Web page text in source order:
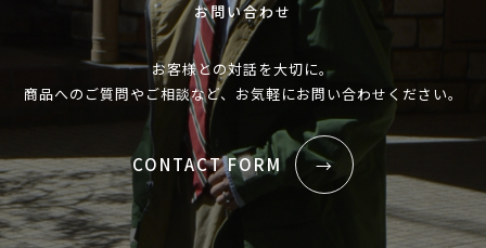
お問い合わせ
お客様との対話を大切に。
商品へのご質問やご相談など、お気軽にお問い合わせください。
CONTACT FORM